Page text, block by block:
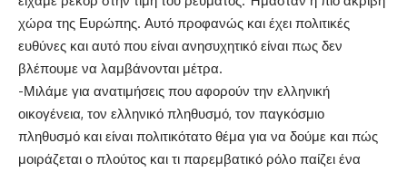
χώρα της Ευρώπης. Αυτό προφανώς και έχει πολιτικές
ευθύνες και αυτό που είναι ανησυχητικό είναι πως δεν
βλέπουμε να λαμβάνονται μέτρα.
-Μιλάμε για ανατιμήσεις που αφορούν την ελληνική
οικογένεια, τον ελληνικό πληθυσμό, τον παγκόσμιο
πληθυσμό και είναι πολιτικότατο θέμα για να δούμε και πώς
μοιράζεται ο πλούτος και τι παρεμβατικό ρόλο παίζει ένα